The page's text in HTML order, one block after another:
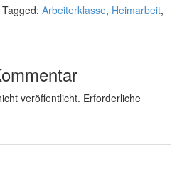
Tagged: Arbeiterklasse, Heimarbeit,
veröffentlicht. Erforderliche